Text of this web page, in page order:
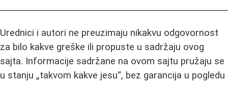
Urednici i autori ne preuzimaju nikakvu odgovornost
za bilo kakve greške ili propuste u sadržaju ovog
sajta. Informacije sadržane na ovom sajtu pružaju se
u stanju „takvom kakve jesu“, bez garancija u pogledu